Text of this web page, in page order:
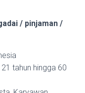
/ pinjaman /
tahun hingga 60